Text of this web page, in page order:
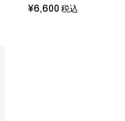
¥6,600 税込